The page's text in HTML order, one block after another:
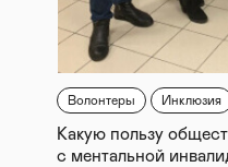
Волонтеры Инклюзия
Какую пользу
с ментальной